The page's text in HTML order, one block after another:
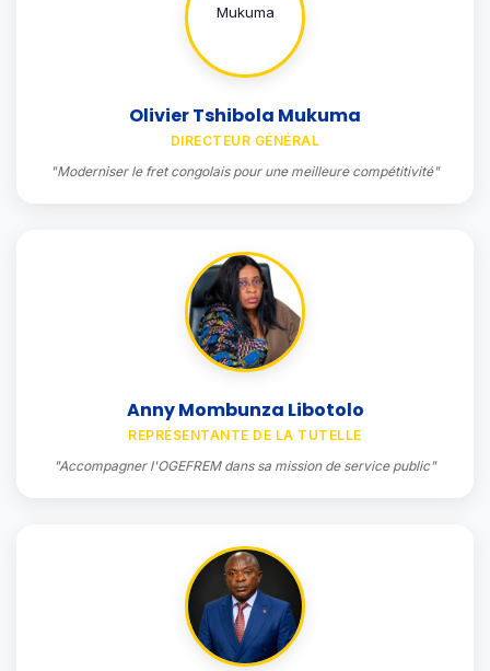
Olivier Tshibola Mukuma
DIRECTEUR GÉNÉRAL
"Moderniser le fret congolais pour une meilleure compétitivité"
Anny Mombunza Libotolo
REPRÉSENTANTE DE LA TUTELLE
"Accompagner l'OGEFREM dans sa mission de service public"